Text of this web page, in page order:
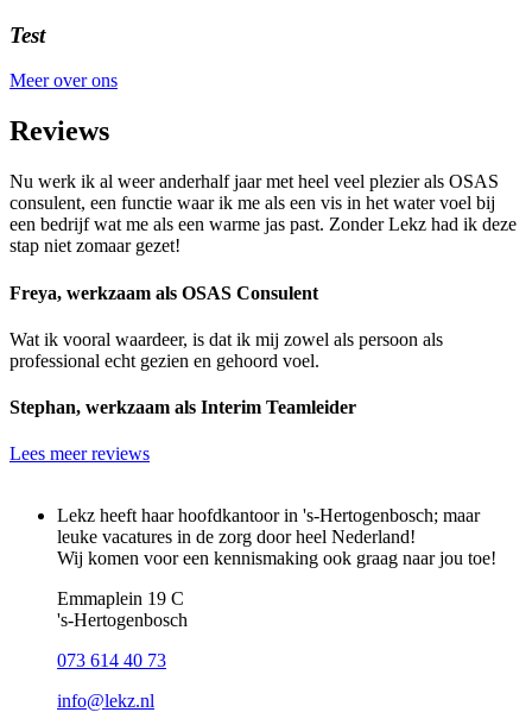
Test
Meer over ons
Reviews
Nu werk ik al weer anderhalf jaar met heel veel plezier als OSAS
consulent, een functie waar ik me als een vis in het water voel bij
een bedrijf wat me als een warme jas past. Zonder Lekz had ik deze
stap niet zomaar gezet!
Freya, werkzaam als OSAS Consulent
Wat ik vooral waardeer, is dat ik mij zowel als persoon als
professional echt gezien en gehoord voel.
Stephan, werkzaam als Interim Teamleider
Lees meer reviews
Lekz heeft haar hoofdkantoor in 's-Hertogenbosch; maar
leuke vacatures in de zorg door heel Nederland!
Wij komen voor een kennismaking ook graag naar jou toe!
Emmaplein 19 C
's‑Hertogenbosch
073 614 40 73
info@lekz.nl